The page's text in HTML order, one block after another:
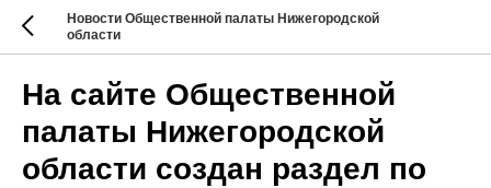
Новости Общественной палаты Нижегородской
области
На сайте Общественной
палаты Нижегородской
области создан раздел по